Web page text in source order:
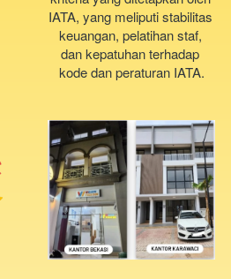
IATA, yang meliputi stabilitas
keuangan, pelatihan staf,
dan kepatuhan terhadap
kode dan peraturan IATA.